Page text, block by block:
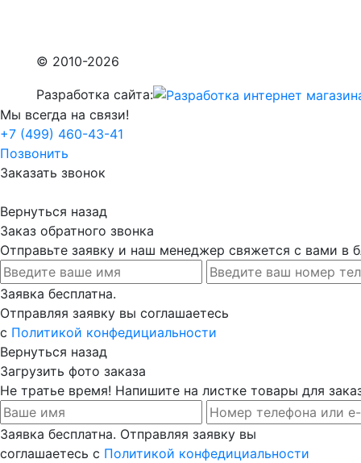
© 2010-2026
Разработка сайта:
Мы всегда на связи!
+7 (499) 460-43-41
Позвонить
Заказать звонок
Вернуться назад
Заказ обратного звонка
Отправьте заявку и наш менеджер свяжется с вами в
Заявка бесплатна.
Отправляя заявку вы соглашаетесь
с Политикой конфедициальности
Вернуться назад
Загрузить фото заказа
Не тратье время! Напишите на листке товары для
Заявка бесплатна. Отправляя заявку вы
соглашаетесь с Политикой конфедициальности